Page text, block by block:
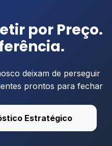
por Preço.
deixam de perseguir
prontos para fechar
Estratégico